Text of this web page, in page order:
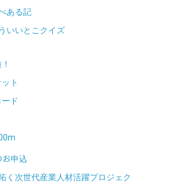
ある記
いいとこクイズ
ト
ド
お申込
く次世代産業人材活躍プロジェク